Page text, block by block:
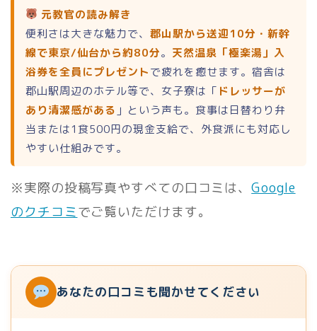
元教官の読み解き
便利さは大きな魅力で、 郡山駅から送迎10分・新幹
線で東京/仙台から約80分。 天然温泉「極楽湯」入
浴券を全員にプレゼントで疲れを癒せます。宿舎は
郡山駅周辺のホテル等で、女子寮は「 ドレッサーが
あり清潔感がある 」という声も。食事は日替わり弁
当または1食500円の現金支給で、外食派にも対応し
やすい仕組みです。
※実際の投稿写真やすべての口コミは、Google
のクチコミでご覧いただけます。
あなたの口コミも聞かせてください